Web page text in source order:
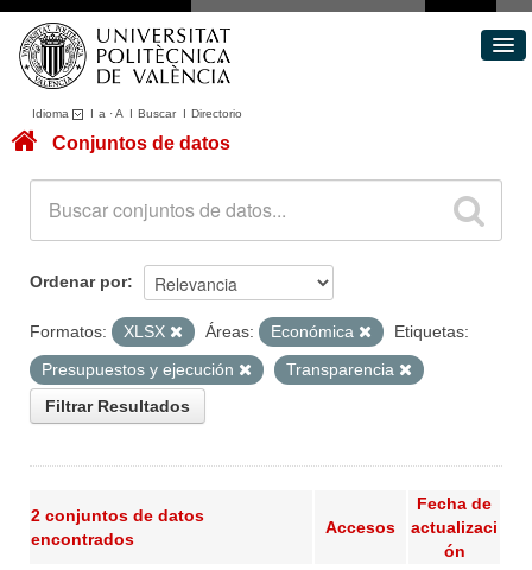
Idioma I a ·A I BuscarI Directorio
Conjuntos de datos
Acerca de
Portal de Transparencia
Conjuntos de datos
Ordenar por
Formatos: XLSX Áreas: Económica
Etiquetas:
Presupuestos y ejecución
Transparencia
Filtrar Resultados
2 conjuntos de datos
encontrados
Accesos
Fecha de
actualizaci
ón